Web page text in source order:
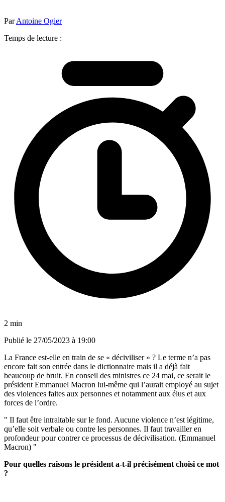
ParAntoine Ogier
Temps de lecture :
2 min
Publié le 27/05/2023 à 19:00
La France est-elle en train de se « déciviliser » ? Le terme n’a pas
encore fait son entrée dans le dictionnaire mais il a déjà fait
beaucoup de bruit. En conseil des ministres ce 24 mai, ce serait le
président Emmanuel Macron lui-même qui l’aurait employé au sujet
des violences faites aux personnes et notamment aux élus et aux
forces de l’ordre.
Il faut être intraitable sur le fond. Aucune violence n’est légitime,
qu’elle soit verbale ou contre les personnes. Il faut travailler en
profondeur pour contrer ce processus de décivilisation. (Emmanuel
Macron)
Pour quelles raisons le président a-t-il précisément choisi ce mot
?